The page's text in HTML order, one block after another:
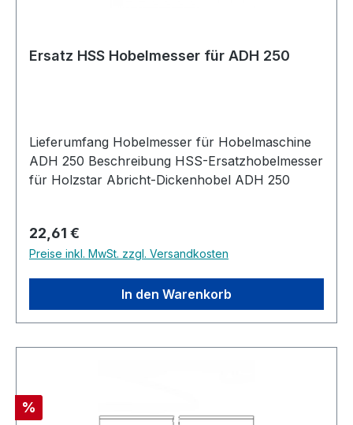
Ersatz HSS Hobelmesser für ADH 250
Lieferumfang Hobelmesser für Hobelmaschine
ADH 250 Beschreibung HSS-Ersatzhobelmesser
für Holzstar Abricht-Dickenhobel ADH 250
Regulärer Preis:
22,61 €
Preise inkl. MwSt. zzgl. Versandkosten
In den Warenkorb
Rabatt
%